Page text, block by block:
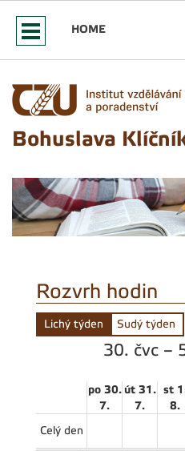
HOME
Bohuslava
Rozvrh hodin
Lichý týden Sudý týden
30. čvc –
po 30.
7.
út 31.
7.
st
8.
Celý den